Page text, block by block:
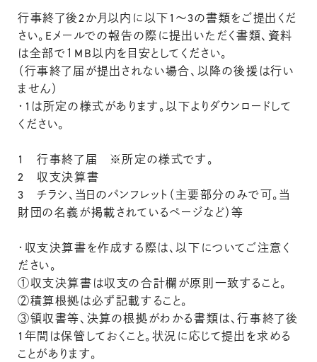
行事終了後2か月以内に以下1～3の書類をご提出くだ
さい。Eメールでの報告の際に提出いただく書類、資料
は全部で１MB以内を目安としてください。
（行事終了届が提出されない場合、以降の後援は行い
ません）
・1は所定の様式があります。以下よりダウンロードして
ください。
1 行事終了届 ※所定の様式です。
2 収支決算書
3 チラシ、当日のパンフレット（主要部分のみで可。当
財団の名義が掲載されているページなど）等
・収支決算書を作成する際は、以下についてご注意く
ださい。
①収支決算書は収支の合計欄が原則一致すること。
②積算根拠は必ず記載すること。
③領収書等、決算の根拠がわかる書類は、行事終了後
1年間は保管しておくこと。状況に応じて提出を求める
ことがあります。